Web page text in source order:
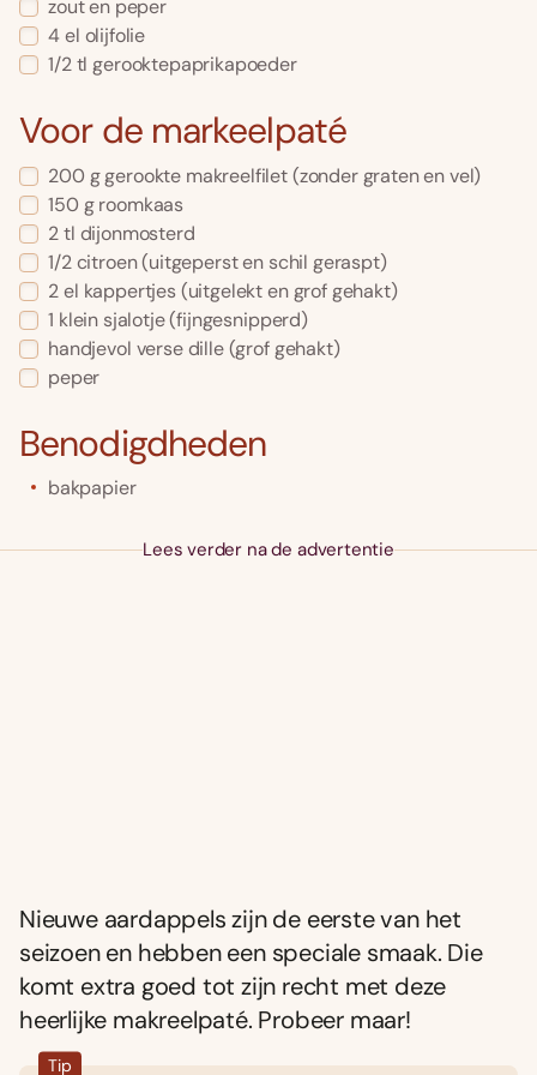
zout en peper
4el olijfolie
1/2 tl gerooktepaprikapoeder
Voor de markeelpaté
200 ggerookte makreelfilet(zonder graten en vel)
150 g roomkaas
2tl dijonmosterd
1/2 citroen(uitgeperst en schil geraspt)
2el kappertjes(uitgelekt en grof gehakt)
1 klein sjalotje(fijngesnipperd)
handjevol verse dille(grof gehakt)
peper
Benodigdheden
bakpapier
Lees verder na de advertentie
Nieuwe aardappels zijn de eerste van het
seizoen en hebben een speciale smaak. Die
komt extra goed tot zijn recht met deze
heerlijke makreelpaté. Probeer maar!
Tip